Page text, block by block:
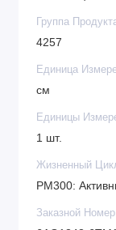
Группа
4257
Единица
см
Единицы
1 шт.
Жизненный
PM300:
Заказной